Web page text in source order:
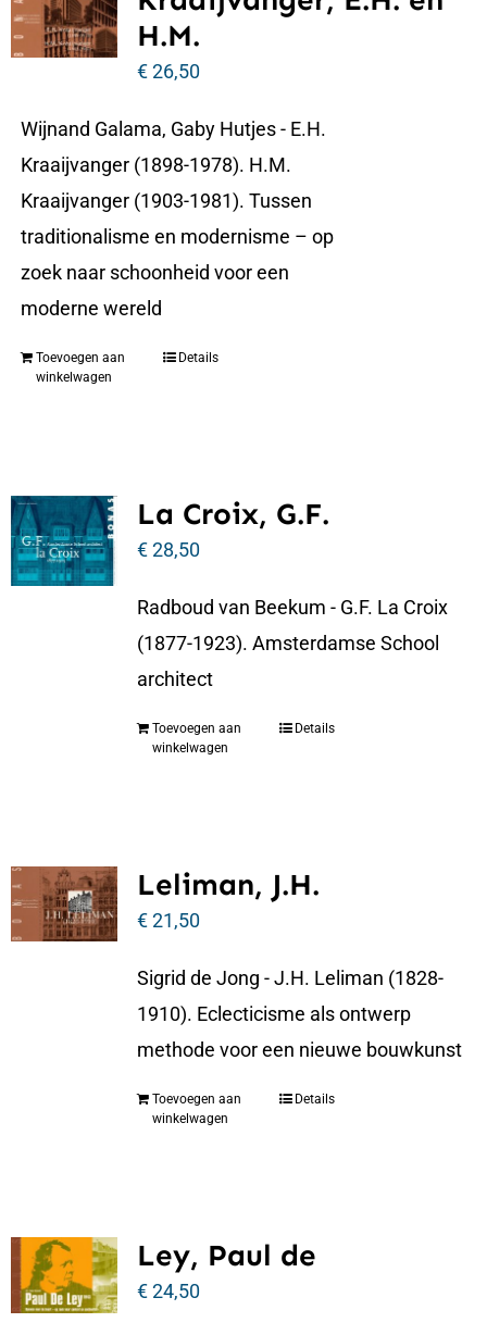
H.M.
€26,50
Wijnand Galama, Gaby Hutjes - E.H.
Kraaijvanger (1898-1978). H.M.
Kraaijvanger (1903-1981). Tussen
traditionalisme en modernisme – op
zoek naar schoonheid voor een
moderne wereld
Toevoegen aan
winkelwagen
Details
La Croix, G.F.
€28,50
Radboud van Beekum - G.F. La Croix
(1877-1923). Amsterdamse School
architect
Toevoegen aan
winkelwagen
Details
Leliman, J.H.
€21,50
Sigrid de Jong - J.H. Leliman (1828-
1910). Eclecticisme als ontwerp
methode voor een nieuwe bouwkunst
Toevoegen aan
winkelwagen
Details
Ley, Paul de
€24,50